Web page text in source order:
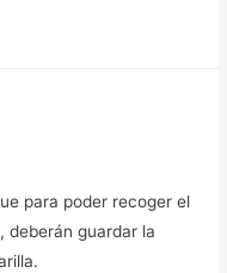
para poder recoger el
deberán guardar la